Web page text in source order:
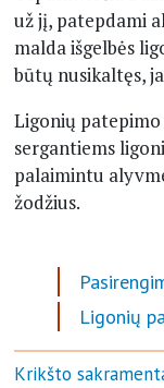
už jį, patepdami
malda išgelbės
būtų nusikaltęs,
Ligonių
sergantiems
palaimintu
žodžius.
Ligonių
Krikšto